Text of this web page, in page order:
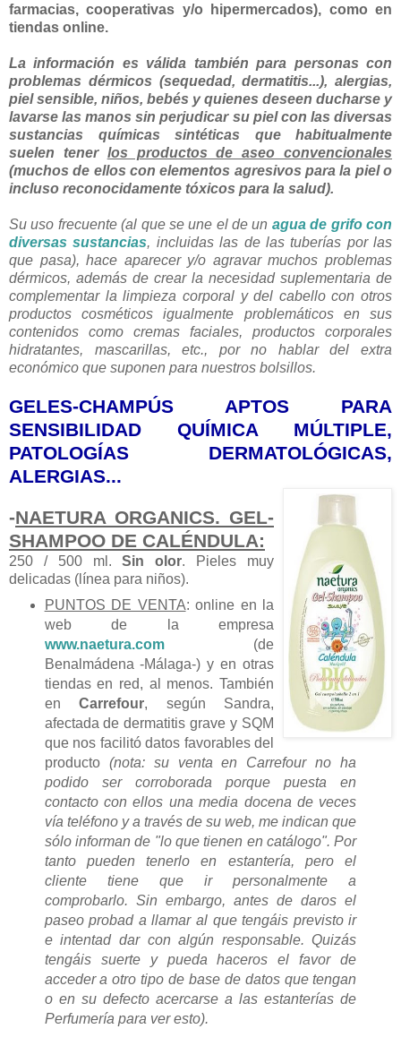
farmacias, cooperativas y/o hipermercados), como en
tiendas online.
La información es válida también para personas con
problemas dérmicos (sequedad, dermatitis...), alergias,
piel sensible, niños, bebés y quienes deseen ducharse y
lavarse las manos sin perjudicar su piel con las diversas
sustancias químicas sintéticas que habitualmente
suelen tener los productos de aseo convencionales
(muchos de ellos con elementos agresivos para la piel o
incluso reconocidamente tóxicos para la salud).
Su uso frecuente (al que se une el de un agua de grifo con
diversas sustancias, incluidas las de las tuberías por las
que pasa), hace aparecer y/o agravar muchos problemas
dérmicos, además de crear la necesidad suplementaria de
complementar la limpieza corporal y del cabello con otros
productos cosméticos igualmente problemáticos en sus
contenidos como cremas faciales, productos corporales
hidratantes, mascarillas, etc., por no hablar del extra
económico que suponen para nuestros bolsillos.
GELES-CHAMPÚS APTOS PARA
SENSIBILIDAD QUÍMICA MÚLTIPLE,
PATOLOGÍAS DERMATOLÓGICAS,
ALERGIAS...
-NAETURA ORGANICS. GEL-
SHAMPOO DE CALÉNDULA:
250 / 500 ml.Sin olor. Pieles muy
delicadas (línea para niños).
PUNTOS DE VENTA: online en la
web de la empresa
www.naetura.com(de
Benalmádena -Málaga-) y en otras
tiendas en red, al menos. También
enCarrefour, según Sandra,
afectada de dermatitis grave y SQM
que nos facilitó datos favorables del
producto (nota: su venta en Carrefour no ha
podido ser corroborada porque puesta en
contacto con ellos una media docena de veces
vía teléfono y a través de su web, me indican que
sólo informan de "lo que tienen en catálogo". Por
tanto pueden tenerlo en estantería, pero el
cliente tiene que ir personalmente a
comprobarlo. Sin embargo, antes de daros el
paseo probad a llamar al que tengáis previsto ir
e intentad dar con algún responsable. Quizás
tengáis suerte y pueda haceros el favor de
acceder a otro tipo de base de datos que tengan
o en su defecto acercarse a las estanterías de
Perfumería para ver esto).